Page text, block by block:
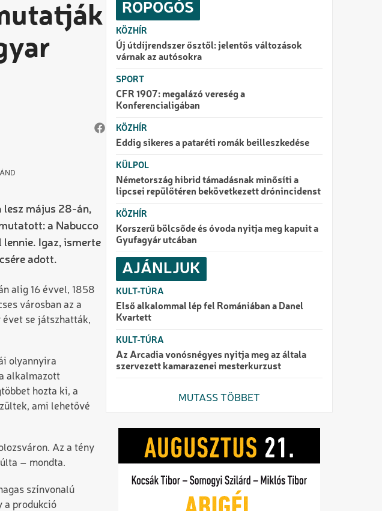
lesz május 28-án,
a Nabucco
Igaz, ismerte
adott.
alig 16 évvel, 1858
városban az a
se játszhatták,
olyannyira
alkalmazott
hozta ki, a
ami lehetővé
Az a tény
– mondta.
színvonalú
a produkció
ROPOGÓS
KÖZHÍR
Új útdíjrendszer ősztől: jelentős változások
várnak az autósokra
SPORT
CFR 1907: megalázó vereség a
Konferencialigában
KÖZHÍR
Eddig sikeres a pataréti romák beilleszkedése
KÜLPOL
Németország hibrid támadásnak minősíti a
lipcsei repülőtéren bekövetkezett drónincidenst
KÖZHÍR
Korszerű bölcsőde és óvoda nyitja meg kapuit a
Gyufagyár utcában
AJÁNLJUK
KULT-TÚRA
Első alkalommal lép fel Romániában a Danel
Kvartett
KULT-TÚRA
Az Arcadia vonósnégyes nyitja meg az általa
szervezett kamarazenei mesterkurzust
MUTASS TÖBBET